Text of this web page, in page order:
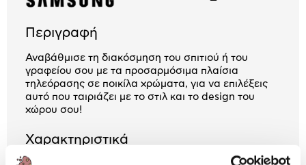
Περιγραφή
Αναβάθμισε τη διακόσμηση του σπιτιού ή του
γραφείου σου με τα προσαρμόσιμα πλαίσια
τηλεόρασης σε ποικίλα χρώματα, για να επιλέξεις
αυτό που ταιριάζει με το στιλ και το design του
χώρου σου!
Χαρακτηριστικά